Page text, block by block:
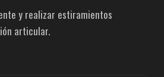
y realizar estiramientos
articular.